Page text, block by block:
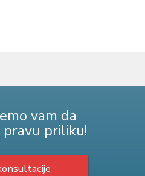
vam da
priliku!